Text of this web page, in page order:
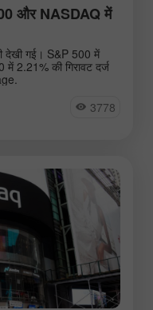
और NASDAQ में
देखी गई। S&P 500 में
2.21% की गिरावट दर्ज
3778